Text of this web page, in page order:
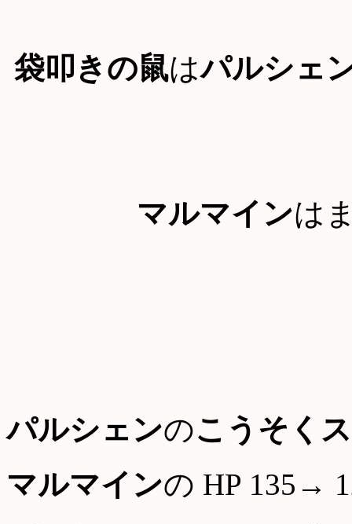
袋叩きの鼠はパルシェ
マルマインは
パルシェンのこうそく
マルマインの HP 135→